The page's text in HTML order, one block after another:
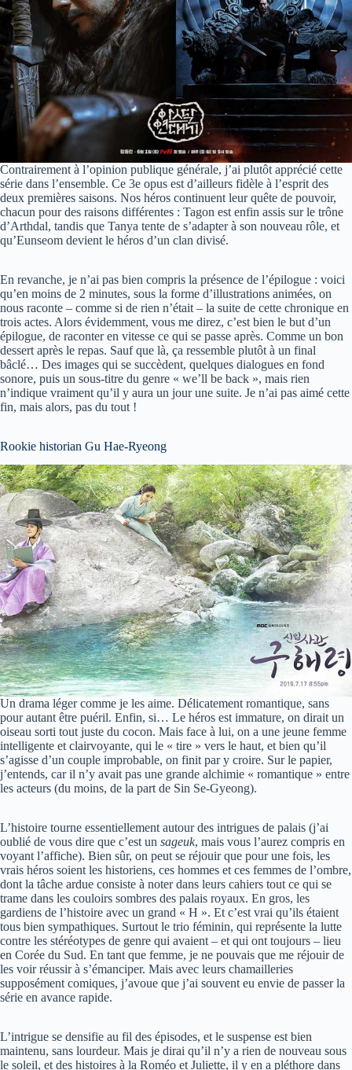
Contrairement à l’opinion publique générale, j’ai plutôt apprécié cette
série dans l’ensemble. Ce 3e opus est d’ailleurs fidèle à l’esprit des
deux premières saisons. Nos héros continuent leur quête de pouvoir,
chacun pour des raisons différentes : Tagon est enfin assis sur le trône
d’Arthdal, tandis que Tanya tente de s’adapter à son nouveau rôle, et
qu’Eunseom devient le héros d’un clan divisé.
En revanche, je n’ai pas bien compris la présence de l’épilogue : voici
qu’en moins de 2 minutes, sous la forme d’illustrations animées, on
nous raconte – comme si de rien n’était – la suite de cette chronique en
trois actes. Alors évidemment, vous me direz, c’est bien le but d’un
épilogue, de raconter en vitesse ce qui se passe après. Comme un bon
dessert après le repas. Sauf que là, ça ressemble plutôt à un final
bâclé… Des images qui se succèdent, quelques dialogues en fond
sonore, puis un sous-titre du genre « we’ll be back », mais rien
n’indique vraiment qu’il y aura un jour une suite. Je n’ai pas aimé cette
fin, mais alors, pas du tout !
Rookie historian Gu Hae-Ryeong
Un drama léger comme je les aime. Délicatement romantique, sans
pour autant être puéril. Enfin, si… Le héros est immature, on dirait un
oiseau sorti tout juste du cocon. Mais face à lui, on a une jeune femme
intelligente et clairvoyante, qui le « tire » vers le haut, et bien qu’il
s’agisse d’un couple improbable, on finit par y croire. Sur le papier,
j’entends, car il n’y avait pas une grande alchimie « romantique » entre
les acteurs (du moins, de la part de Sin Se-Gyeong).
L’histoire tourne essentiellement autour des intrigues de palais (j’ai
oublié de vous dire que c’est un sageuk, mais vous l’aurez compris en
voyant l’affiche). Bien sûr, on peut se réjouir que pour une fois, les
vrais héros soient les historiens, ces hommes et ces femmes de l’ombre,
dont la tâche ardue consiste à noter dans leurs cahiers tout ce qui se
trame dans les couloirs sombres des palais royaux. En gros, les
gardiens de l’histoire avec un grand « H ». Et c’est vrai qu’ils étaient
tous bien sympathiques. Surtout le trio féminin, qui représente la lutte
contre les stéréotypes de genre qui avaient – et qui ont toujours – lieu
en Corée du Sud. En tant que femme, je ne pouvais que me réjouir de
les voir réussir à s’émanciper. Mais avec leurs chamailleries
supposément comiques, j’avoue que j’ai souvent eu envie de passer la
série en avance rapide.
L’intrigue se densifie au fil des épisodes, et le suspense est bien
maintenu, sans lourdeur. Mais je dirai qu’il n’y a rien de nouveau sous
le soleil, et des histoires à la Roméo et Juliette, il y en a pléthore dans